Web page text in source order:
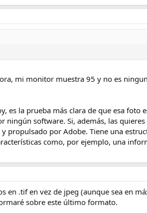
mi monitor muestra 95 y no es
es la prueba más clara de que esa foto
software. Si, además, las quieres
por Adobe. Tiene una
como, por ejemplo, una
en .tif en vez de jpeg (aunque sea en
sobre este último formato.